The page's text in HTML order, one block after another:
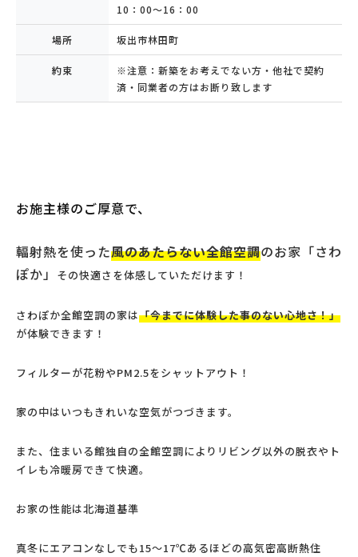
10：00～16：00
場所 坂出市林田町
約束
※注意：新築をお考えでない方・他社で契約
済・同業者の方はお断り致します
お施主様のご厚意で、
輻射熱を使った風のあたらない全館空調のお家「さわ
ぽか」
その快適さを体感していただけます！
さわぽか全館空調の家は「今までに体験した事のない心地さ！」
が体験できます！
フィルターが花粉やPM2.5をシャットアウト！
家の中はいつもきれいな空気がつづきます。
また、住まいる館独自の全館空調によりリビング以外の脱衣やト
イレも冷暖房できて快適。
お家の性能は北海道基準
真冬にエアコンなしでも15～17℃あるほどの高気密高断熱住